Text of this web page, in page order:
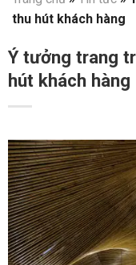
thu hút khách hàng
Ý tưởng trang
hút khách hàng